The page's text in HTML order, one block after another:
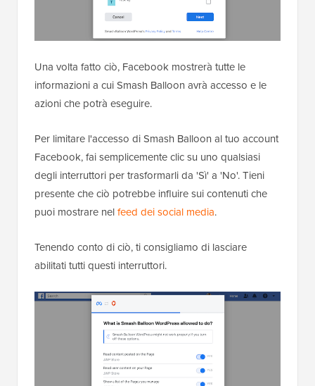
Una volta fatto ciò, Facebook mostrerà tutte le
informazioni a cui Smash Balloon avrà accesso e le
azioni che potrà eseguire.
Per limitare l'accesso di Smash Balloon al tuo account
Facebook, fai semplicemente clic su uno qualsiasi
degli interruttori per trasformarli da 'Sì' a 'No'. Tieni
presente che ciò potrebbe influire sui contenuti che
puoi mostrare nelfeed dei social media.
Tenendo conto di ciò, ti consigliamo di lasciare
abilitati tutti questi interruttori.